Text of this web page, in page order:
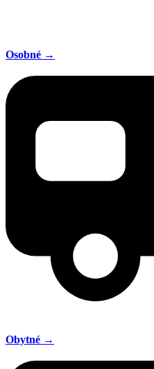
Osobné →
Obytné →